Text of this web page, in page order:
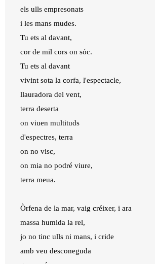
els ulls empresonats
i les mans mudes.
Tu ets al davant,
cor de mil cors on sóc.
Tu ets al davant
vivint sota la corfa, l'espectacle,
llauradora del vent,
terra deserta
on viuen multituds
d'espectres, terra
on no visc,
on mia no podré viure,
terra meua.
Òrfena de la mar, vaig créixer, i ara
massa humida la rel,
jo no tinc ulls ni mans, i cride
amb veu desconeguda